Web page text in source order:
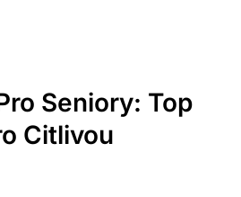
Seniory: Top
Citlivou